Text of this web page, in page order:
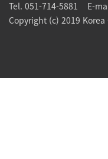
Tel. 051-714-5881 E-
Copyright (c) 2019